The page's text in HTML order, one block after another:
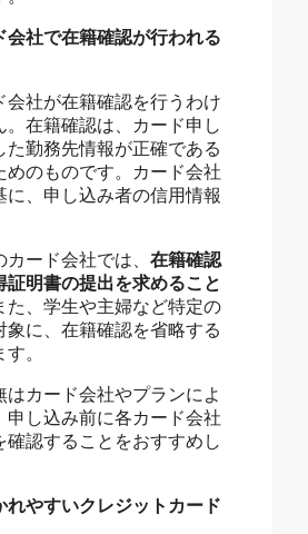
会社で在籍確認が行われる
会社が在籍確認を行うわけ
。在籍確認は、カード申し
た勤務先情報が正確である
めのものです。カード会社
に、申し込み者の信用情報
ード会社では、 在籍確認
証明書の提出を求めること
た、学生や主婦など特定の
象に、在籍確認を省略する
。
はカード会社やプランによ
申し込み前に各カード会社
確認することをおすすめし
れやすいクレジットカード